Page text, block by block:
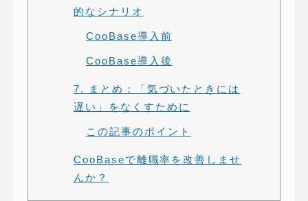
的なシナリオ
CooBase導入前
CooBase導入後
7. まとめ：「気づいたときには
遅い」をなくすために
この記事のポイント
CooBaseで離職率を改善しませ
んか？